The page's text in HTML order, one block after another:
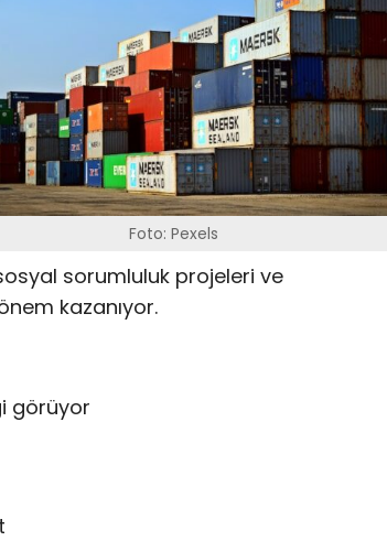
Foto: Pexels
sorumluluk projeleri ve
kazanıyor.
görüyor